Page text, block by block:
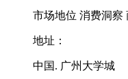
市场地位 消费洞察
地址：
中国. 广州大学城